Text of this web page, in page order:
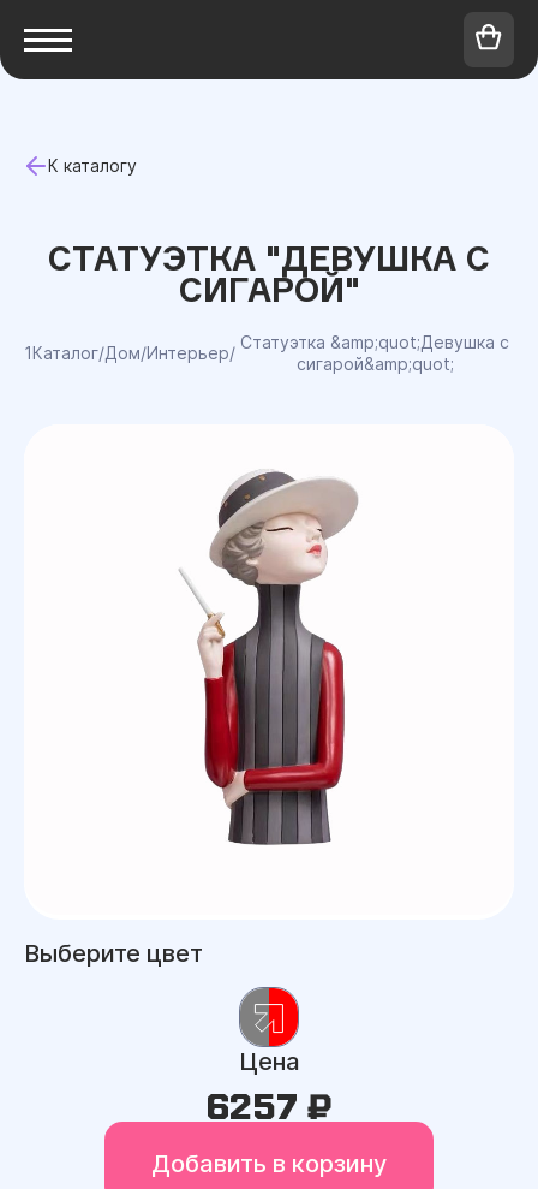
К каталогу
СТАТУЭТКА "ДЕВУШКА С
СИГАРОЙ"
1Каталог/Дом/Интерьер/
Статуэтка &amp;quot;Девушка с
сигарой&amp;quot;
Выберите цвет
Цена
6257 ₽
Добавить в корзину